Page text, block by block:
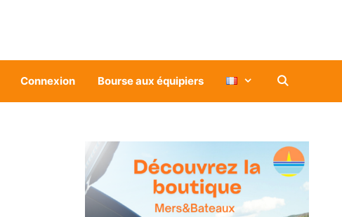
Connexion Bourse aux équipiers